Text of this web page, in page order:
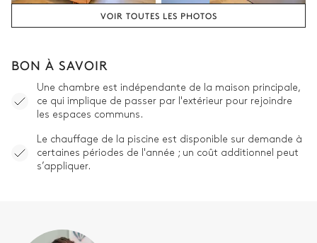
VOIR TOUTES LES PHOTOS
BON À SAVOIR
Une chambre est indépendante de la maison principale,
ce qui implique de passer par l'extérieur pour rejoindre
les espaces communs.
Le chauffage de la piscine est disponible sur demande à
certaines périodes de l'année ; un coût additionnel peut
s’appliquer.